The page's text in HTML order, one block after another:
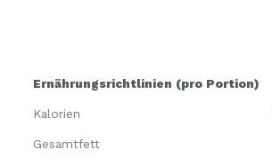
Ernährungsrichtlinien (pro Portion)
Kalorien
Gesamtfett